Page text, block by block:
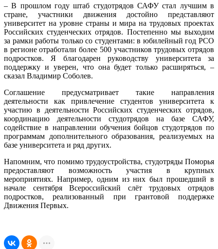
– В прошлом году штаб студотрядов САФУ стал лучшим в
стране, участники движения достойно представляют
университет на уровне страны и мира на трудовых проектах
Российских студенческих отрядов. Постепенно мы выходим
за рамки работы только со студентами: в юбилейный год РСО
в регионе отработали более 500 участников трудовых отрядов
подростков. Я благодарен руководству университета за
поддержку и уверен, что она будет только расширяться, –
сказал Владимир Соболев.
Соглашение предусматривает такие направления
деятельности как привлечение студентов университета к
участию в деятельности Российских студенческих отрядов,
координацию деятельности студотрядов на базе САФУ,
содействие в направлении обучения бойцов студотрядов по
программам дополнительного образования, реализуемых на
базе университета и ряд других.
Напомним, что помимо трудоустройства, студотряды Поморья
предоставляют возможность участия в крупных
мероприятиях. Например, одним из них был прошедший в
начале сентября Всероссийский слёт трудовых отрядов
подростков, реализованный при грантовой поддержке
Движения Первых.